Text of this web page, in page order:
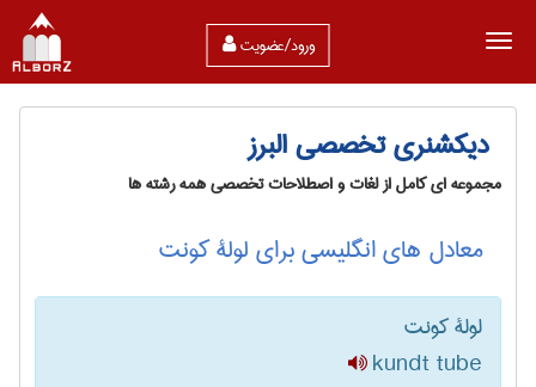
ورود/عضویت
دیکشنری تخصصی البرز
مجموعه ای کامل از لغات و اصطلاحات تخصصی همه رشته ها
معادل های انگلیسی برای لولۀ کونت
لولۀ کونت
kundt tube